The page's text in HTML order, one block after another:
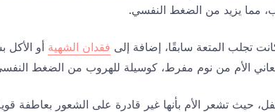
مما يزيد من الضغط النفسي.
تجلب المتعة سابقًا، إضافة إلى فقدان الشهية أو
الأم من نوم مفرط، كوسيلة للهروب من الضغط
حيث تشعر الأم بأنها غير قادرة على الشعور بعاطفة